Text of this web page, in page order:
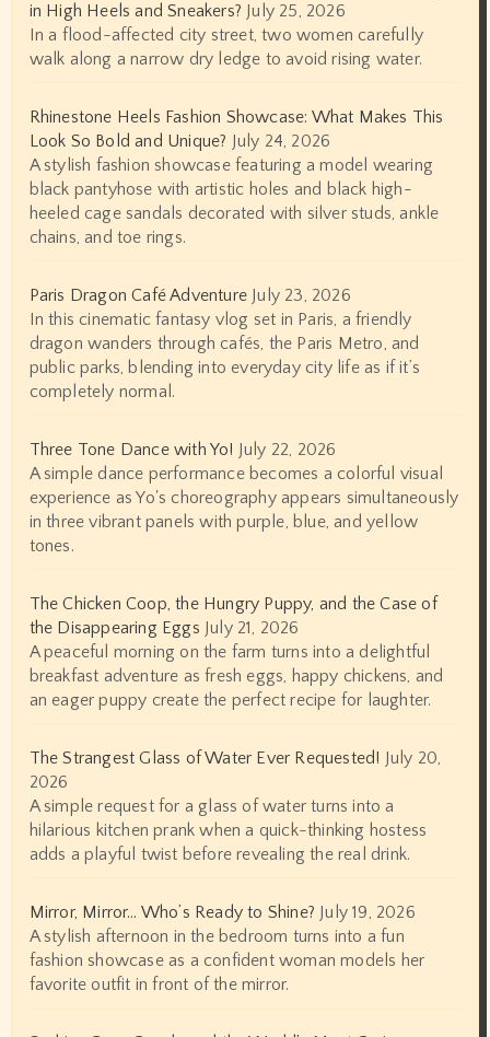
in High Heels and Sneakers? July 25, 2026
In a flood-affected city street, two women carefully
walk along a narrow dry ledge to avoid rising water.
Rhinestone Heels Fashion Showcase: What Makes This
Look So Bold and Unique? July 24, 2026
A stylish fashion showcase featuring a model wearing
black pantyhose with artistic holes and black high-
heeled cage sandals decorated with silver studs, ankle
chains, and toe rings.
Paris Dragon Café Adventure July 23, 2026
In this cinematic fantasy vlog set in Paris, a friendly
dragon wanders through cafés, the Paris Metro, and
public parks, blending into everyday city life as if it’s
completely normal.
Three Tone Dance with Yo! July 22, 2026
A simple dance performance becomes a colorful visual
experience as Yo's choreography appears simultaneously
in three vibrant panels with purple, blue, and yellow
tones.
The Chicken Coop, the Hungry Puppy, and the Case of
the Disappearing Eggs July 21, 2026
A peaceful morning on the farm turns into a delightful
breakfast adventure as fresh eggs, happy chickens, and
an eager puppy create the perfect recipe for laughter.
The Strangest Glass of Water Ever Requested! July 20,
2026
A simple request for a glass of water turns into a
hilarious kitchen prank when a quick-thinking hostess
adds a playful twist before revealing the real drink.
Mirror, Mirror… Who’s Ready to Shine? July 19, 2026
A stylish afternoon in the bedroom turns into a fun
fashion showcase as a confident woman models her
favorite outfit in front of the mirror.